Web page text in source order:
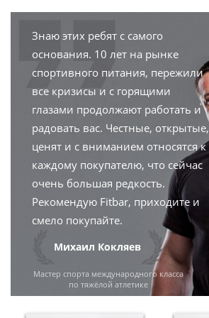
Знаю этих ребят с самого
основания. 10 лет на рынке
спортивного питания, пережили
все кризисы и с горящими
глазами продолжают работать и
радовать вас. Честные, открытые,
ценят и с вниманием относятся к
каждому покупателю, что сейчас
очень большая редкость.
Рекомендую Fitbar, приходите и
смело покупайте.
Михаил Кокляев
Мастер спорта международного класса
по тяжёлой атлетике